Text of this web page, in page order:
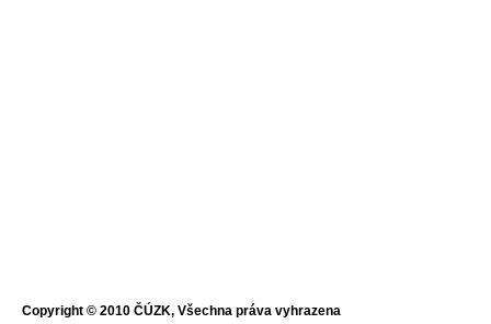
Copyright © 2010 ČÚZK, Všechna práva vyhrazena